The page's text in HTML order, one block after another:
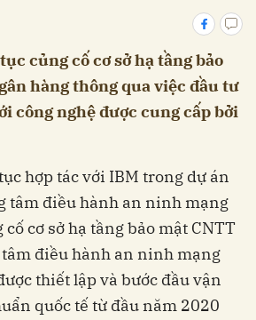
củng cố cơ sở hạ tầng bảo
hàng thông qua việc đầu tư
công nghệ được cung cấp bởi
hợp tác với IBM trong dự án
tâm điều hành an ninh mạng
cố cơ sở hạ tầng bảo mật CNTT
điều hành an ninh mạng
thiết lập và bước đầu vận
quốc tế từ đầu năm 2020
Hủy Gửi